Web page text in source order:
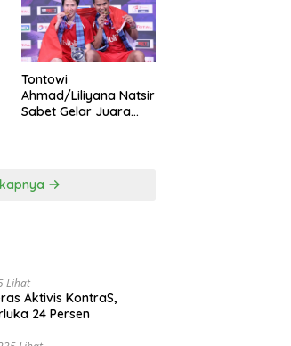
Tontowi
Ahmad/Liliyana Natsir
Sabet Gelar Juara
Lihat
Aktivis KontraS,
24 Persen